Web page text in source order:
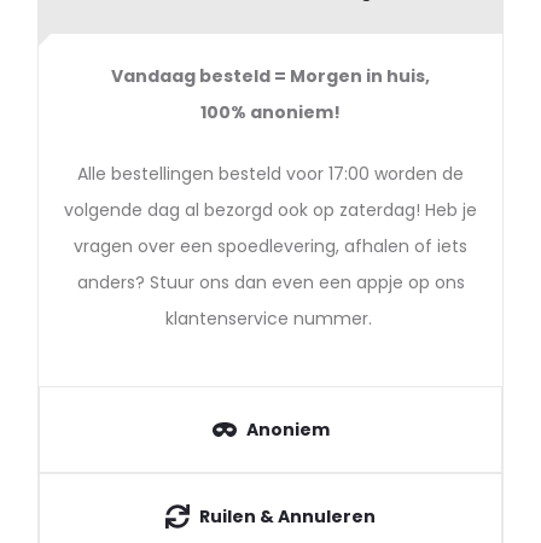
Vandaag besteld = Morgen in huis,
100% anoniem!
Alle bestellingen besteld voor 17:00 worden de
volgende dag al bezorgd ook op zaterdag! Heb je
vragen over een spoedlevering, afhalen of iets
anders? Stuur ons dan even een appje op ons
klantenservice nummer.
Anoniem
Ruilen & Annuleren